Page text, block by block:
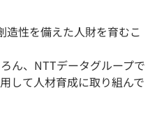
造性を備えた人財を育むこ
ん、NTTデータグループで
して人材育成に取り組んで